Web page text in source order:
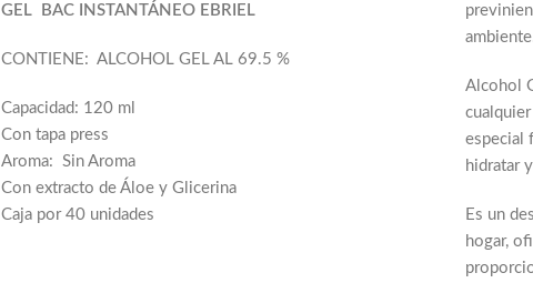
GEL BAC INSTANTÁNEO EBRIEL
CONTIENE: ALCOHOL GEL AL 69.5 %
Capacidad: 120 ml
Con tapa press
Aroma: Sin Aroma
Con extracto de Áloe y Glicerina
Caja por 40 unidades
Alcohol
especial
hidratar
Es un
hogar,